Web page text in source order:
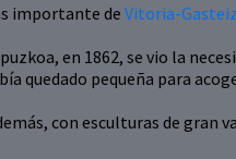
importante de Vitoria-Gasteiz
en 1862, se vio la
quedado pequeña para
con esculturas de gran